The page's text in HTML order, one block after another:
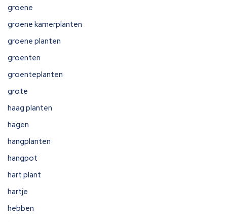
groene
groene kamerplanten
groene planten
groenten
groenteplanten
grote
haag planten
hagen
hangplanten
hangpot
hart plant
hartje
hebben